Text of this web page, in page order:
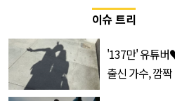
이슈 트리
'137만' 유튜
출신 가수, 깜